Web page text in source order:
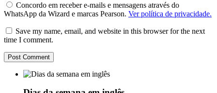
Concordo em receber e-mails e mensagens através do
WhatsApp da Wizard e marcas Pearson. Ver política de privacidade.
Save my name, email, and website in this browser for the next
time I comment.